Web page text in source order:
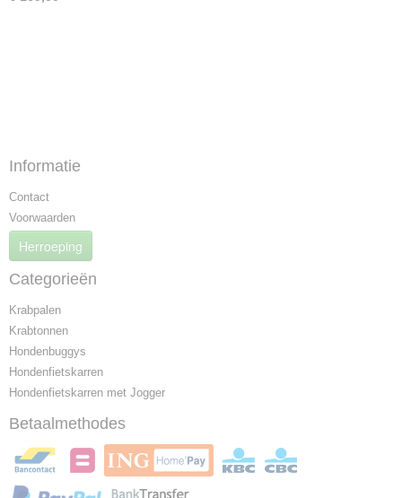
Informatie
Contact
Voorwaarden
Herroeping
Categorieën
Krabpalen
Krabtonnen
Hondenbuggys
Hondenfietskarren
Hondenfietskarren met Jogger
Betaalmethodes